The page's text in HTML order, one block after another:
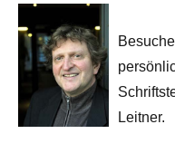
Leitner.